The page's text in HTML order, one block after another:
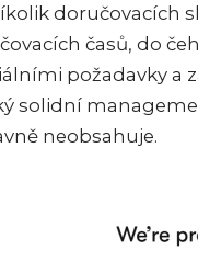
doručovacích
časů, do
požadavky
solidní
neobsahuje.